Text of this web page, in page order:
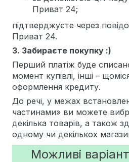
Приват 24;
підтверджуєте через
Приват 24.
3. Забираєте покупку :)
Перший платіж буде
момент купівлі, інші –
оформлення кредиту.
До речі, у межах
частинами» ви можете
декілька товарів, а також
одному чи декількох
Можливі